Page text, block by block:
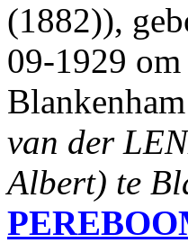
(1882)),
09-1929
van der
Albert) te